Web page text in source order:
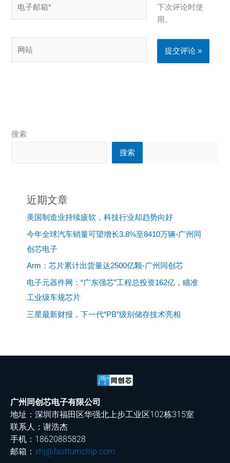
箱
站
下次评论时使
用。
搜索
搜索
近期文章
美国制造业持续疲软，科技行业却趋势向好
今年全球汽车销量可望增长3.8%至8410万辆-广州同
创芯电子
Arm：芯片累计出货量达2500亿颗-广州同创芯
电子元器件网：“广东强芯”工程总投资162亿，瞄准
工业级车规芯片
三星最新财报，下一代“PB”级别储存技术亮相
广州同创芯电子有限公司
地址：深圳市福田区华强北上步工业区102栋315室
联系人：谢浩杰
手机：18620885828
邮箱： xhj@fastturnchip.com